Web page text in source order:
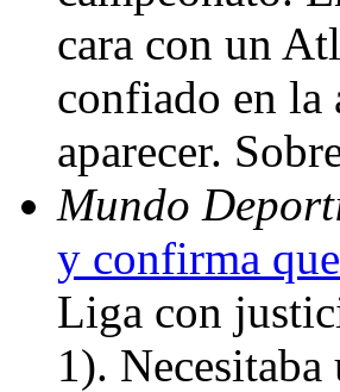
cara con un
confiado en la
aparecer.
Mundo
y confirma
Liga con
1).